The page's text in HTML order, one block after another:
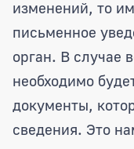
изменений, то
письменное
орган. В случае
необходимо
документы,
сведения. Это